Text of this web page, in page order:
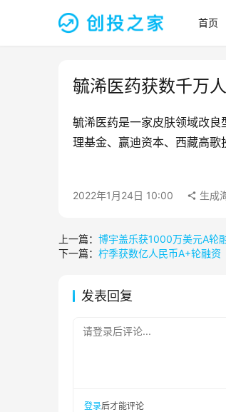
首页
毓浠医药获数千万
毓浠医药是一家皮肤领域改
理基金、赢迪资本、西藏高歌
2022年1月24日 10:00 生成
上一篇： 博宇盖乐获1000万美元A轮
下一篇： 柠季获数亿人民币A+轮融资
发表回复
请登录后评论...
登录后才能评论